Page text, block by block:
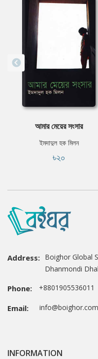
আমার মেয়ের সংসার
ইমদাদুল হক মিলন
৳২০
Address: Boighor Global
Dhanmondi
Phone: +8801905536011
Email: info@boighor.com
INFORMATION